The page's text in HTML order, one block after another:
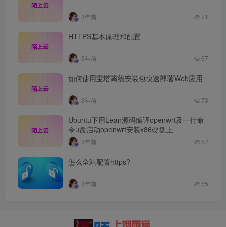
3年前 71
HTTPS基本原理和配置
3年前 67
如何使用宝塔离线安装包快速部署Web应用
3年前 73
Ubuntu下用Lean源码编译openwrt及一行命
令u盘启动openwrt安装x86硬盘上
3年前 57
怎么全站配置https?
3年前 55